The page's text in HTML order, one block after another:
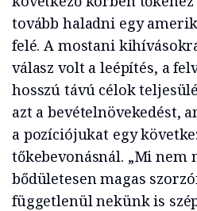
tovább haladni egy
felé. A mostani
válasz volt a leépítés, a
hosszú távú célok
azt a bevételnövekedést,
a pozíciójukat egy
tőkebevonásnál. „Mi nem
bődületesen magas
függetlenül nekünk is